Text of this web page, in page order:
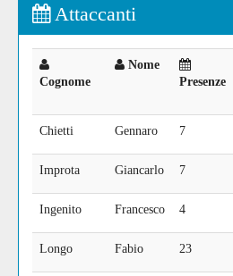
Attaccanti
Cognome
Nome
Presenze
Chietti Gennaro 7
Improta Giancarlo 7
Ingenito Francesco 4
Longo Fabio 23